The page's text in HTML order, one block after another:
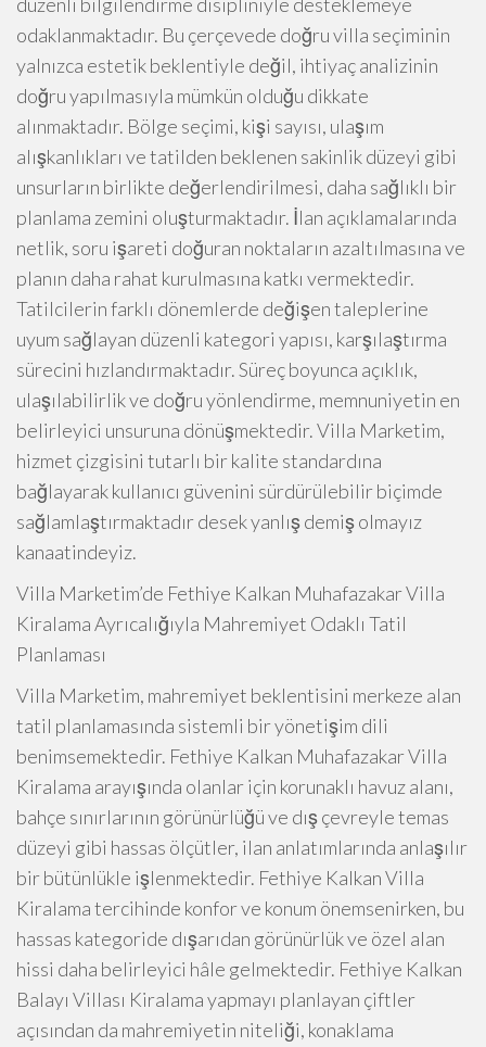
odaklanmaktadır. Bu çerçevede doğru villa seçiminin
yalnızca estetik beklentiyle değil, ihtiyaç analizinin
doğru yapılmasıyla mümkün olduğu dikkate
alınmaktadır. Bölge seçimi, kişi sayısı, ulaşım
alışkanlıkları ve tatilden beklenen sakinlik düzeyi gibi
unsurların birlikte değerlendirilmesi, daha sağlıklı bir
planlama zemini oluşturmaktadır. İlan açıklamalarında
netlik, soru işareti doğuran noktaların azaltılmasına ve
planın daha rahat kurulmasına katkı vermektedir.
Tatilcilerin farklı dönemlerde değişen taleplerine
uyum sağlayan düzenli kategori yapısı, karşılaştırma
sürecini hızlandırmaktadır. Süreç boyunca açıklık,
ulaşılabilirlik ve doğru yönlendirme, memnuniyetin en
belirleyici unsuruna dönüşmektedir. Villa Marketim,
hizmet çizgisini tutarlı bir kalite standardına
bağlayarak kullanıcı güvenini sürdürülebilir biçimde
sağlamlaştırmaktadır desek yanlış demiş olmayız
kanaatindeyiz.
Villa Marketim’de Fethiye Kalkan Muhafazakar Villa
Kiralama Ayrıcalığıyla Mahremiyet Odaklı Tatil
Planlaması
Villa Marketim, mahremiyet beklentisini merkeze alan
tatil planlamasında sistemli bir yönetişim dili
benimsemektedir. Fethiye Kalkan Muhafazakar Villa
Kiralama arayışında olanlar için korunaklı havuz alanı,
bahçe sınırlarının görünürlüğü ve dış çevreyle temas
düzeyi gibi hassas ölçütler, ilan anlatımlarında anlaşılır
bir bütünlükle işlenmektedir. Fethiye Kalkan Villa
Kiralama tercihinde konfor ve konum önemsenirken, bu
hassas kategoride dışarıdan görünürlük ve özel alan
hissi daha belirleyici hâle gelmektedir. Fethiye Kalkan
Balayı Villası Kiralama yapmayı planlayan çiftler
açısından da mahremiyetin niteliği, konaklama